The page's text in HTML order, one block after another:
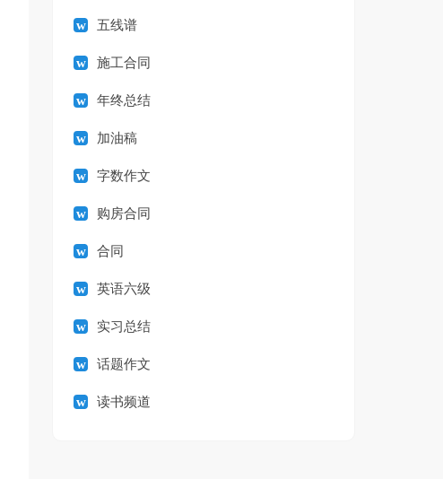
五线谱
施工合同
年终总结
加油稿
字数作文
购房合同
合同
英语六级
实习总结
话题作文
读书频道